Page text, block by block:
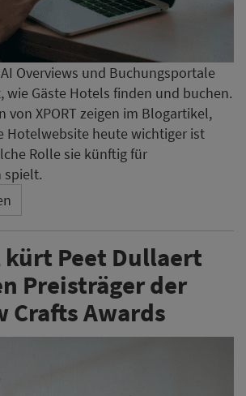
AI Overviews und Buchungsportale
wie Gäste Hotels finden und buchen.
von XPORT zeigen im Blogartikel,
Hotelwebsite heute wichtiger ist
Rolle sie künftig für
spielt.
kürt Peet Dullaert
Preisträger der
Crafts Awards